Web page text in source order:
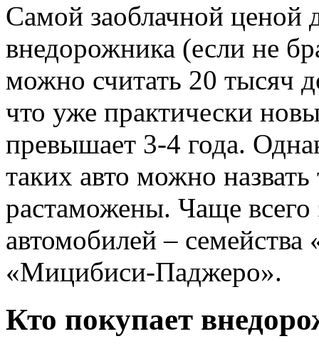
Самой заоблачной ценой
внедорожника (если не
можно считать 20 тысяч
что уже практически
превышает 3-4 года.
таких авто можно
растаможены. Чаще
автомобилей –
«Мицибиси-Паджеро».
Кто покупает